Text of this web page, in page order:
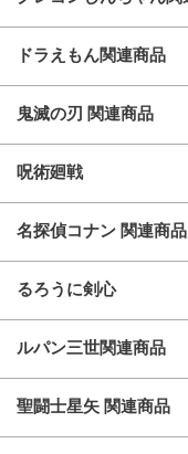
ドラえもん関連商品
鬼滅の刃 関連商品
呪術廻戦
名探偵コナン 関連商品
るろうに剣心
ルパン三世関連商品
聖闘士星矢 関連商品